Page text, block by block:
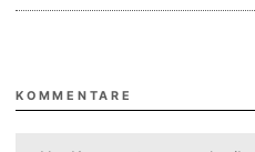
KOMMENTARE